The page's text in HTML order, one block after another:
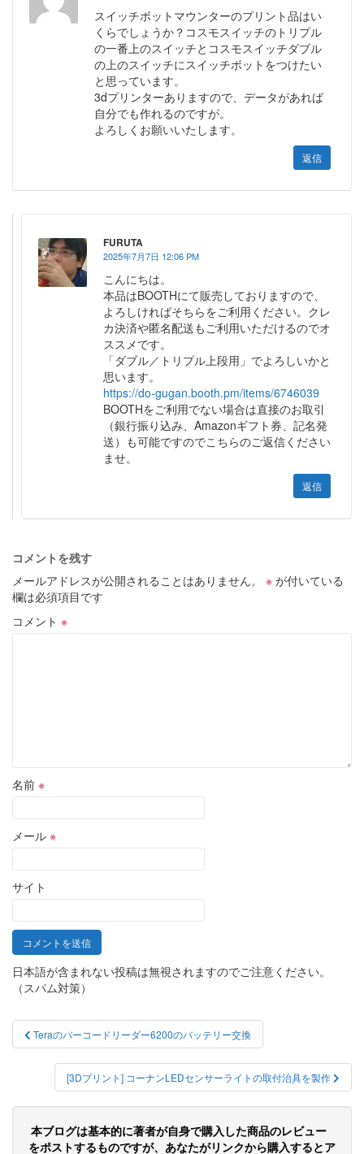
スイッチボットマウンターのプリント品はい
くらでしょうか？コスモスイッチのトリプル
の一番上のスイッチとコスモスイッチダブル
の上のスイッチにスイッチボットをつけたい
と思っています。
3dプリンターありますので、データがあれば
自分でも作れるのですが。
よろしくお願いいたします。
返信
FURUTA
2025年7月7日 12:06 PM
こんにちは。
本品はBOOTHにて販売しておりますので、
よろしければそちらをご利用ください。クレ
カ決済や匿名配送もご利用いただけるのでオ
ススメです。
「ダブル／トリプル上段用」でよろしいかと
思います。
https://do-gugan.booth.pm/items/6746039
BOOTHをご利用でない場合は直接のお取引
（銀行振り込み、Amazonギフト券、記名発
送）も可能ですのでこちらのご返信ください
ませ。
返信
コメントを残す
メールアドレスが公開されることはありません。
※ が付いている
欄は必須項目です
コメント ※
名前 ※
メール ※
サイト
日本語が含まれない投稿は無視されますのでご注意ください。
（スパム対策）
投
稿
ビ
ゲ
Teraのバーコードリーダー6200のバッテリー交換
[3Dプリント] コーナンLEDセンサーライトの取付治具を製作
本ブログは基本的に著者が自身で購入した商品のレビュー
をポストするものですが、あなたがリンクから購入するとア